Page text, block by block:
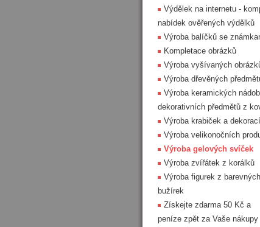
Výdělek na internetu -
nabídek ověřených výdělků
Výroba balíčků se
Kompletace obrázků
Výroba vyšívaných
Výroba dřevěných
Výroba keramických
dekorativních předmětů z
Výroba krabiček a dekorací
Výroba velikonočních
Výroba gelových svíček
Výroba zvířátek z korálků
Výroba figurek z barevných
bužírek
Získejte zdarma 50 Kč a
peníze zpět za Vaše nákupy